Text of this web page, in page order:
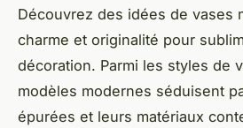
Découvrez des idées de vases
charme et originalité pour
décoration. Parmi les styles de
modèles modernes séduisent
épurées et leurs matériaux